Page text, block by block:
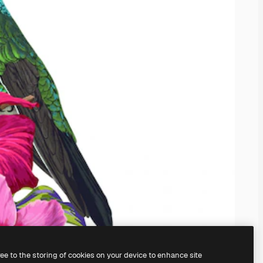
to the storing of cookies on your device to enhance site